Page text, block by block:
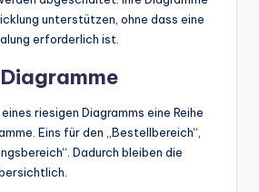
unterstützen, ohne dass eine
erforderlich ist.
riesigen Diagramms eine Reihe
Eins für den „Bestellbereich“,
Dadurch bleiben die